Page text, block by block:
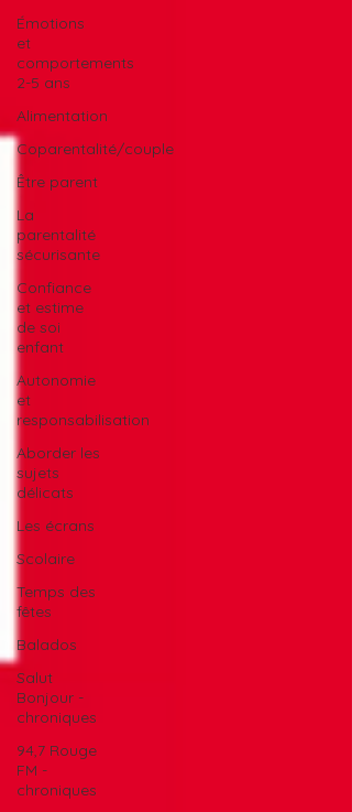
Émotions
et
comportements
2-5 ans
Alimentation
Coparentalité/couple
Être parent
La
parentalité
sécurisante
Confiance
et estime
de soi
enfant
Autonomie
et
responsabilisation
Aborder les
sujets
délicats
Les écrans
Scolaire
Temps des
fêtes
Balados
Salut
Bonjour -
chroniques
94,7 Rouge
FM -
chroniques